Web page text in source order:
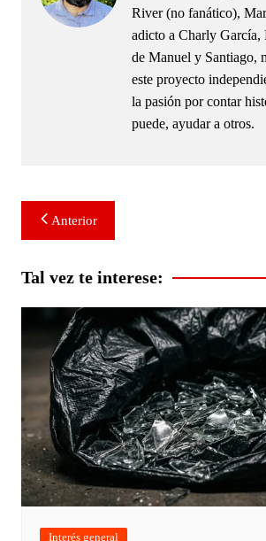
River (no fanático),
adicto a Charly García,
de Manuel y Santiago,
este proyecto
la pasión por contar
puede, ayudar a otros.
Navegación
de
entradas
Anterior
Tal vez te interese:
Interés general